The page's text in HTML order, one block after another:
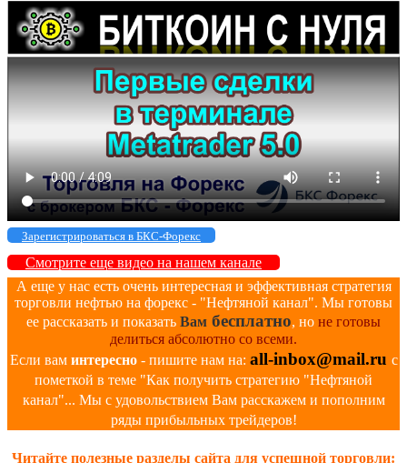
Зарегистрироваться в БКС-Форекс
Смотрите еще видео на нашем канале
А еще у нас есть очень интересная и эффективная стратегия
торговли нефтью на форекс - "Нефтяной канал". Мы готовы
ее рассказать и показать Вам бесплатно, но не готовы
делиться абсолютно со всеми.
Если вам интересно- пишите нам на: all-inbox@mail.ru с
пометкой в теме "Как получить стратегию "Нефтяной
канал"... Мы с удовольствием Вам расскажем и пополним
ряды прибыльных трейдеров!
Читайте полезные разделы сайта для успешной торговли: